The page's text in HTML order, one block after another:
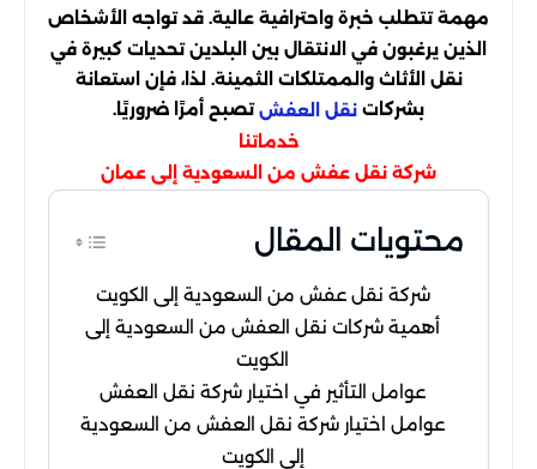
مهمة تتطلب خبرة واحترافية عالية. قد تواجه الأشخاص
الذين يرغبون في الانتقال بين البلدين تحديات كبيرة في
نقل الأثاث والممتلكات الثمينة. لذا، فإن استعانة
بشركات نقل العفشتصبح أمرًا ضروريًا.
خدماتنا
شركة نقل عفش من السعودية إلى عمان
محتويات المقال
شركة نقل عفش من السعودية إلى الكويت
أهمية شركات نقل العفش من السعودية إلى
الكويت
عوامل التأثير في اختيار شركة نقل العفش
عوامل اختيار شركة نقل العفش من السعودية
إلى الكويت